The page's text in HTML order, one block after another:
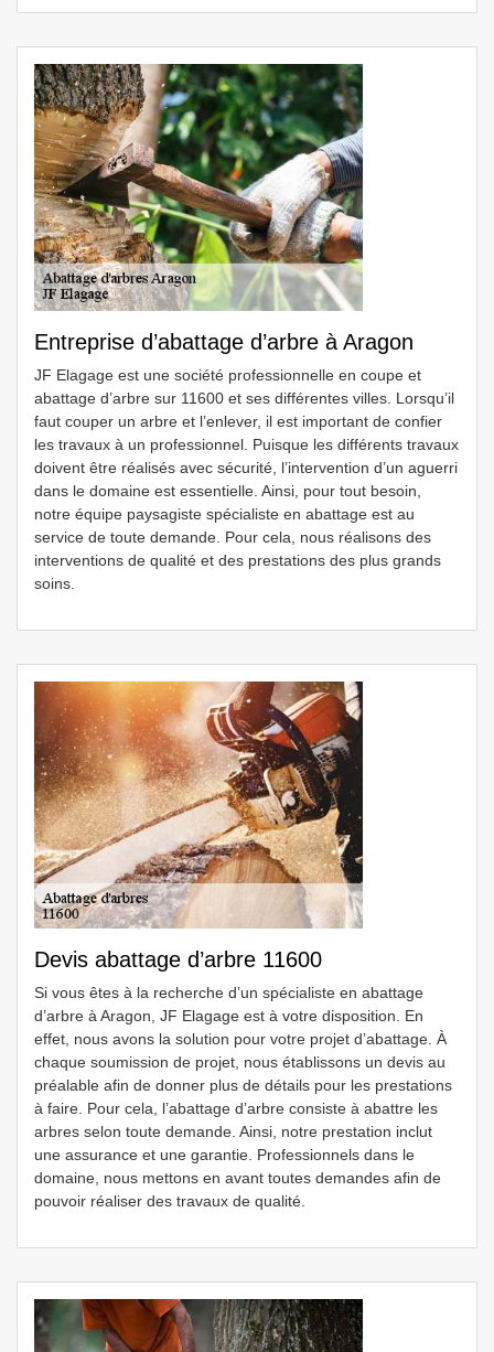
Entreprise d’abattage d’arbre à Aragon
JF Elagage est une société professionnelle en coupe et
abattage d’arbre sur 11600 et ses différentes villes. Lorsqu’il
faut couper un arbre et l’enlever, il est important de confier
les travaux à un professionnel. Puisque les différents travaux
doivent être réalisés avec sécurité, l’intervention d’un aguerri
dans le domaine est essentielle. Ainsi, pour tout besoin,
notre équipe paysagiste spécialiste en abattage est au
service de toute demande. Pour cela, nous réalisons des
interventions de qualité et des prestations des plus grands
soins.
Devis abattage d’arbre 11600
Si vous êtes à la recherche d’un spécialiste en abattage
d’arbre à Aragon, JF Elagage est à votre disposition. En
effet, nous avons la solution pour votre projet d’abattage. À
chaque soumission de projet, nous établissons un devis au
préalable afin de donner plus de détails pour les prestations
à faire. Pour cela, l’abattage d’arbre consiste à abattre les
arbres selon toute demande. Ainsi, notre prestation inclut
une assurance et une garantie. Professionnels dans le
domaine, nous mettons en avant toutes demandes afin de
pouvoir réaliser des travaux de qualité.